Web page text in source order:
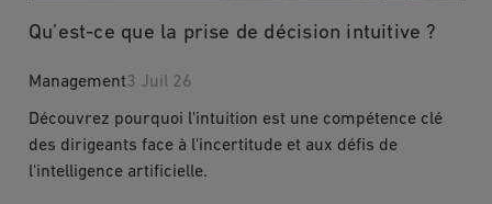
Qu’est-ce que la prise de décision intuitive ?
Management3 Juil 26
Découvrez pourquoi l'intuition est une compétence clé
des dirigeants face à l'incertitude et aux défis de
l'intelligence artificielle.